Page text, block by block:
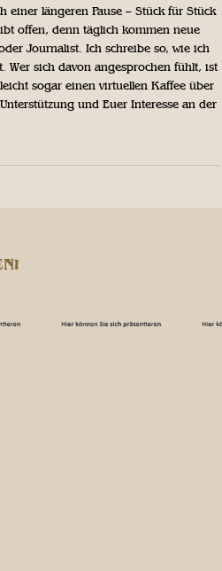
einer längeren Pause – Stück für Stück
offen, denn täglich kommen neue
Journalist. Ich schreibe so, wie ich
sich davon angesprochen fühlt, ist
sogar einen virtuellen Kaffee über
und Euer Interesse an der